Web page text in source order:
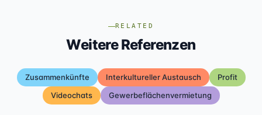
RELATED
Weitere Referenzen
Zusammenkünfte Interkultureller Austausch
Profit
Videochats
Gewerbeflächenvermietung